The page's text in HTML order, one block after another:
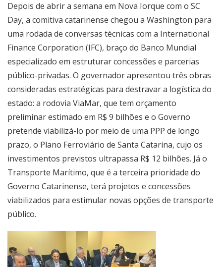
Depois de abrir a semana em Nova Iorque com o SC
Day, a comitiva catarinense chegou a Washington para
uma rodada de conversas técnicas com a International
Finance Corporation (IFC), braço do Banco Mundial
especializado em estruturar concessões e parcerias
público-privadas. O governador apresentou três obras
consideradas estratégicas para destravar a logística do
estado: a rodovia ViaMar, que tem orçamento
preliminar estimado em R$ 9 bilhões e o Governo
pretende viabilizá-lo por meio de uma PPP de longo
prazo, o Plano Ferroviário de Santa Catarina, cujo os
investimentos previstos ultrapassa R$ 12 bilhões. Já o
Transporte Marítimo, que é a terceira prioridade do
Governo Catarinense, terá projetos e concessões
viabilizados para estimular novas opções de transporte
público.